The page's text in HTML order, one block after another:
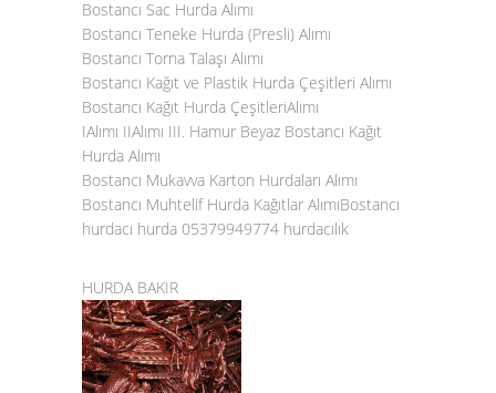
Bostancı Sac Hurda Alımı
Bostancı Teneke Hurda (Presli) Alımı
Bostancı Torna Talaşı Alımı
Bostancı Kağıt ve Plastik Hurda Çeşitleri Alımı
Bostancı Kağıt Hurda ÇeşitleriAlımı
IAlımı IIAlımı III. Hamur Beyaz Bostancı Kağıt
Hurda Alımı
Bostancı Mukavva Karton Hurdaları Alımı
Bostancı Muhtelif Hurda Kağıtlar AlımıBostancı
hurdacı hurda 05379949774 hurdacılık
HURDA BAKIR